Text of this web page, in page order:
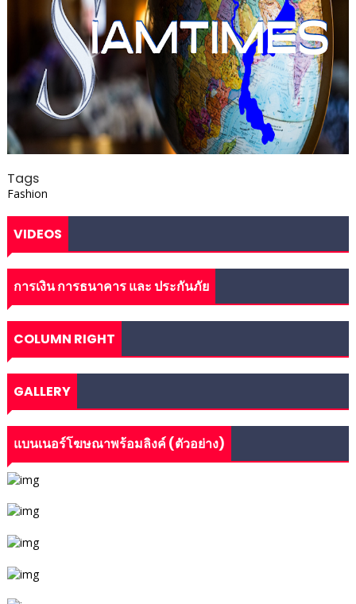
Tags
Fashion
VIDEOS
การเงิน การธนาคาร และ ประกันภัย
COLUMN RIGHT
GALLERY
แบนเนอร์โฆษณาพร้อมลิงค์ (ตัวอย่าง)